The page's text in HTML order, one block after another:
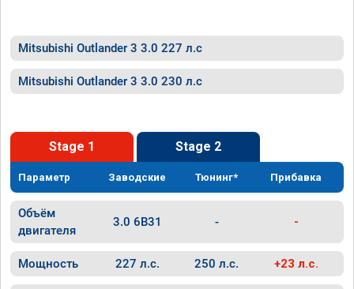
Mitsubishi Outlander 3 3.0 227 л.с
Mitsubishi Outlander 3 3.0 230 л.с
Stage 1 Stage 2
Параметр Заводские Тюнинг* Прибавка
Объём
двигателя
3.0 6B31 - -
Мощность 227 л.с. 250 л.с. +23 л.с.